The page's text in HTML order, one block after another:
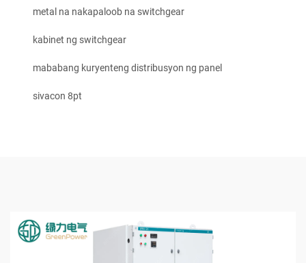
metal na nakapaloob na switchgear
kabinet ng switchgear
mababang kuryenteng distribusyon ng panel
sivacon 8pt